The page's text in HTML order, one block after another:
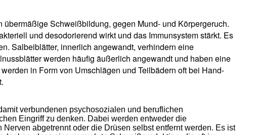
Schweißbildung, gegen Mund- und Körpergeruch.
und desodorierend wirkt und das Immunsystem stärkt. Es
Salbeiblätter, innerlich angewandt, verhindern eine
werden häufig äußerlich angewandt und haben eine
in Form von Umschlägen und Teilbädern oft bei Hand-
verbundenen psychosozialen und beruflichen
Eingriff zu denken. Dabei werden entweder die
abgetrennt oder die Drüsen selbst entfernt werden. Es ist